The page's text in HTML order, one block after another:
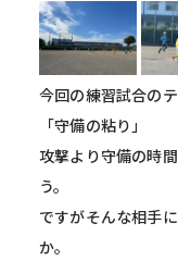
今回の練習試合の
「守備の粘り」
攻撃より守備の時
う。
ですがそんな相手
か。